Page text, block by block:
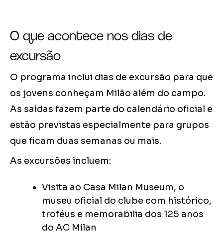
O que acontece nos dias de
excursão
O programa inclui dias de excursão para que
os jovens conheçam Milão além do campo.
As saídas fazem parte do calendário oficial e
estão previstas especialmente para grupos
que ficam duas semanas ou mais.
As excursões incluem:
Visita ao Casa Milan Museum, o
museu oficial do clube com histórico,
troféus e memorabilia dos 125 anos
do AC Milan